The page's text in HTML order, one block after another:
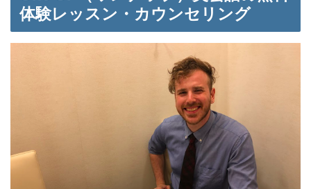
体験レッスン・カウンセリング